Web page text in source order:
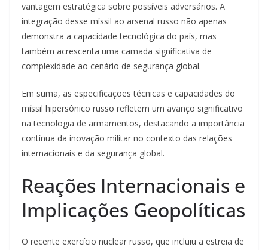
vantagem estratégica sobre possíveis adversários. A
integração desse míssil ao arsenal russo não apenas
demonstra a capacidade tecnológica do país, mas
também acrescenta uma camada significativa de
complexidade ao cenário de segurança global.
Em suma, as especificações técnicas e capacidades do
míssil hipersônico russo refletem um avanço significativo
na tecnologia de armamentos, destacando a importância
contínua da inovação militar no contexto das relações
internacionais e da segurança global.
Reações Internacionais e
Implicações Geopolíticas
O recente exercício nuclear russo, que incluiu a estreia de